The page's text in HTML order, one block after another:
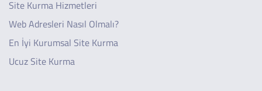
Site Kurma Hizmetleri
Web Adresleri Nasıl Olmalı?
En İyi Kurumsal Site Kurma
Ucuz Site Kurma